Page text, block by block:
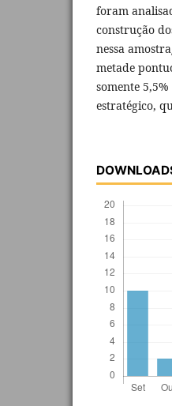
foram
construção
nessa
metade
somente
estratégico,